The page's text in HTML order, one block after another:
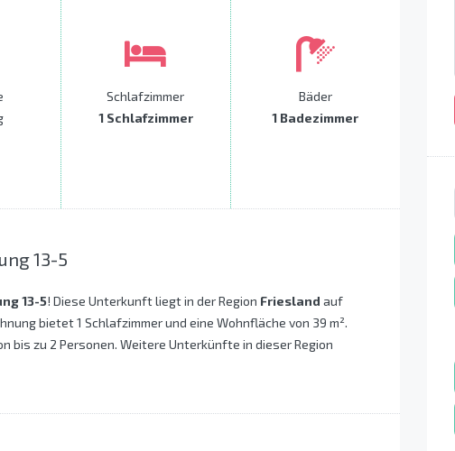
Schlafzimmer
1 Schlafzimmer
Bäder
1 Badezimmer
13-5
13-5! Diese Unterkunft liegt in der Region Friesland auf
bietet 1 Schlafzimmer und eine Wohnfläche von 39 m².
bis zu 2 Personen. Weitere Unterkünfte in dieser Region